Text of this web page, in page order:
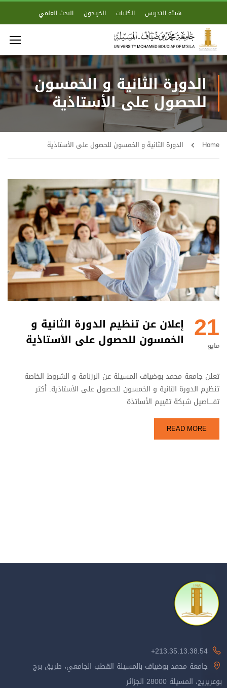
هيئة التدريس الكليات الخريجون البحث العلمي
الدورة الثانية و الخمسون
للحصول على الأستاذية
Home الدورة الثانية و الخمسون للحصول على الأستاذية
21
مايو
إعلان عن تنظيم الدورة الثانية و
الخمسون للحصول على الأستاذية
تعلن جامعة محمد بوضياف المسيلة عن الرزنامة و الشروط الخاصة
تنظيم الدورة الثانية و الخمسون للحصول على الأستاذية. أكثر
تفــــاصيل شبكة تقييم الأساتذة
READ MORE
213.35.13.38.54+
جامعة محمد بوضياف بالمسيلة القطب الجامعي، طريق برج
بوعريريج، المسيلة 28000 الجزائر